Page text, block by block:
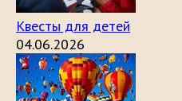
Квесты для детей
04.06.2026